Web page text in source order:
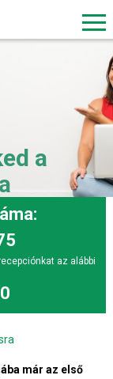
a
az alábbi
már az első